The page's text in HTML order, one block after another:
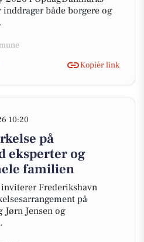
både borgere og
Kopiér link
10:20
på
eksperter og
familien
Frederikshavn
på
Jørn Jensen og